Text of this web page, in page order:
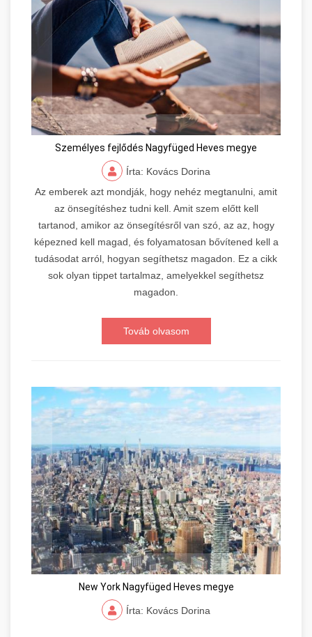
Személyes fejlődés Nagyfüged Heves megye
Írta: Kovács Dorina
Az emberek azt mondják, hogy nehéz megtanulni, amit
az önsegítéshez tudni kell. Amit szem előtt kell
tartanod, amikor az önsegítésről van szó, az az, hogy
képezned kell magad, és folyamatosan bővítened kell a
tudásodat arról, hogyan segíthetsz magadon. Ez a cikk
sok olyan tippet tartalmaz, amelyekkel segíthetsz
magadon.
Továb olvasom
New York Nagyfüged Heves megye
Írta: Kovács Dorina